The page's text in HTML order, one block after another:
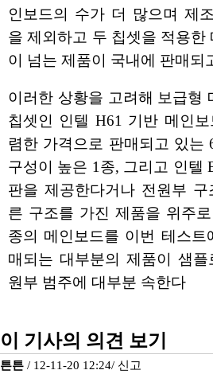
인보드의 수가 더 많으며 제
을 제외하고 두 칩셋을 적용한
이 넘는 제품이 국내에 판매되
이러한 상황을 고려해 보급형
칩셋인 인텔 H61 기반 메인
렴한 가격으로 판매되고 있는
구성이 높은 1종, 그리고 인텔
판을 제공한다거나 전원부
른 구조를 가진 제품을 위주
종의 메인보드를 이번 테스
매되는 대부분의 제품이 샘
원부 범주에 대부분 속한다
이 기사의 의견 보기
튼튼 / 12-11-20 12:24/ 신고